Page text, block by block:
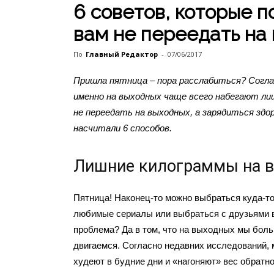
6 советов, которые
вам не переедать на
По Главный Редактор - 07/06/2017
Пришла пятница – пора расслабиться?
именно на выходных чаще всего набегают
не переедать на выходных, а зарядиться
насчитали 6 способов.
Лишние килограммы на
Пятница! Наконец-то можно выбраться куда-
любимые сериалы или выбраться с друзьями
проблема? Да в том, что на выходных мы
двигаемся. Согласно недавних исследований,
худеют в будние дни и «нагоняют» вес